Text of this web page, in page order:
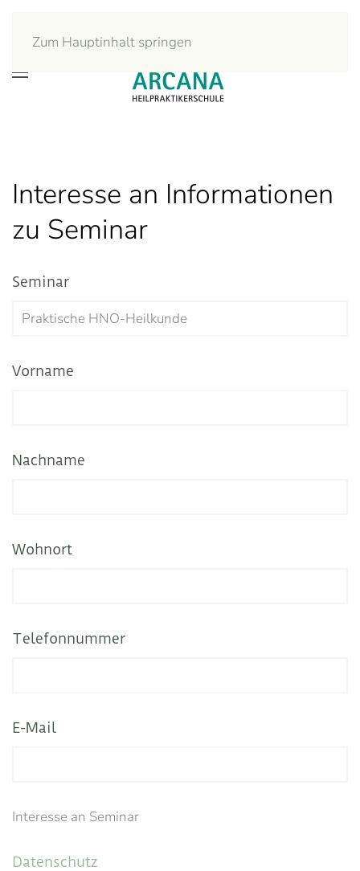
Zum Hauptinhalt springen
Interesse an Informationen
zu Seminar
Seminar
Vorname
Nachname
Wohnort
Telefonnummer
E-Mail
Interesse an Seminar
Datenschutz